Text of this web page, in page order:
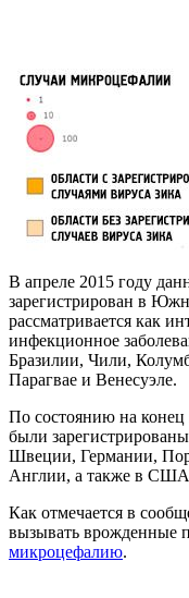
В апреле 2015 году
зарегистрирован в
рассматривается как
инфекционное
Бразилии, Чили,
Парагвае и Венесуэле.
По состоянию на конец
были
Швеции, Германии,
Англии, а также в
Как отмечается в
вызывать врожденные
микроцефалию.